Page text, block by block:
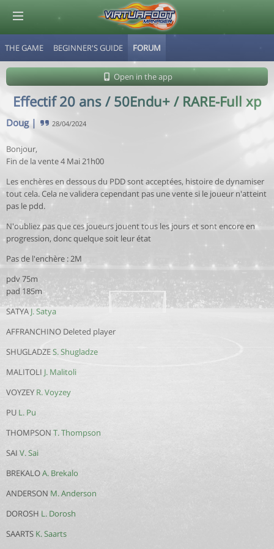
THE GAME BEGINNER'S GUIDE FORUM
Open in the app
Effectif 20 ans / 50Endu+ / RARE-Full xp
Doug| 28/04/2024
Bonjour,
Fin de la vente 4 Mai 21h00
Les enchères en dessous du PDD sont acceptées, histoire de dynamiser
tout cela. Cela ne validera cependant pas une vente si le joueur n'atteint
pas le pdd.
N'oubliez pas que ces joueurs jouent tous les jours et sont encore en
progression, donc quelque soit leur état
Pas de l'enchère : 2M
pdv 75m
pad 185m
SATYA J. Satya
AFFRANCHINO Deleted player
SHUGLADZES. Shugladze
MALITOLI J. Malitoli
VOYZEY R. Voyzey
PU L. Pu
THOMPSON T. Thompson
SAI V. Sai
BREKALOA. Brekalo
ANDERSON M. Anderson
DOROSH L. Dorosh
SAARTS K. Saarts
© Virtuafoot Manager by Aymeric Le Corre 202608061503